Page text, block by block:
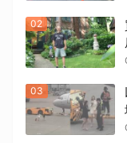
02
03